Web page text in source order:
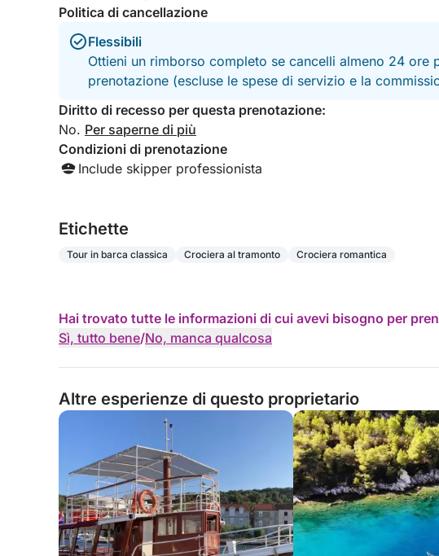
Politica di cancellazione
Flessibili
Ottieni un rimborso completo se cancelli almeno 24 ore
prenotazione (escluse le spese di servizio e la
Diritto di recesso per questa prenotazione:
No. Per saperne di più
Condizioni di prenotazione
Include skipper professionista
Etichette
Tour in barca classica Crociera al tramonto Crociera romantica
Hai trovato tutte le informazioni di cui avevi bisogno per
Sì, tutto bene/No, manca qualcosa
Altre esperienze di questo proprietario